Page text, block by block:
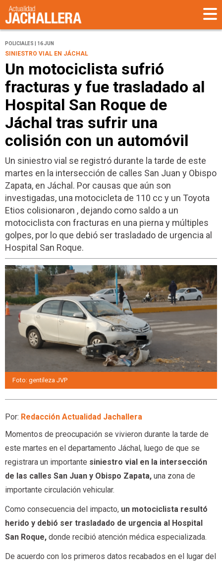
POLICIALES | 16 JUN
SINIESTRO VIAL EN JÁCHAL
Un motociclista sufrió
fracturas y fue trasladado al
Hospital San Roque de
Jáchal tras sufrir una
colisión con un automóvil
Un siniestro vial se registró durante la tarde de este
martes en la intersección de calles San Juan y Obispo
Zapata, en Jáchal. Por causas que aún son
investigadas, una motocicleta de 110 cc y un Toyota
Etios colisionaron , dejando como saldo a un
motociclista con fracturas en una pierna y múltiples
golpes, por lo que debió ser trasladado de urgencia al
Hospital San Roque.
Foto: gentileza JVP
Por: Redacción Actualidad Jachallera
Momentos de preocupación se vivieron durante la tarde de
este martes en el departamento Jáchal, luego de que se
registrara un importante siniestro vial en la intersección
de las calles San Juan y Obispo Zapata, una zona de
importante circulación vehicular.
Como consecuencia del impacto, un motociclista resultó
herido y debió ser trasladado de urgencia al Hospital
San Roque, donde recibió atención médica especializada.
De acuerdo con los primeros datos recabados en el lugar del